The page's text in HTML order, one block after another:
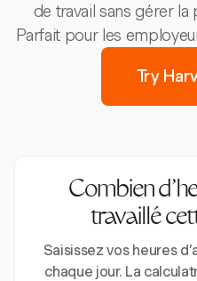
de travail sans gérer la
Parfait pour les
Try
Combien
travaillé
Saisissez vos heures
chaque jour. La